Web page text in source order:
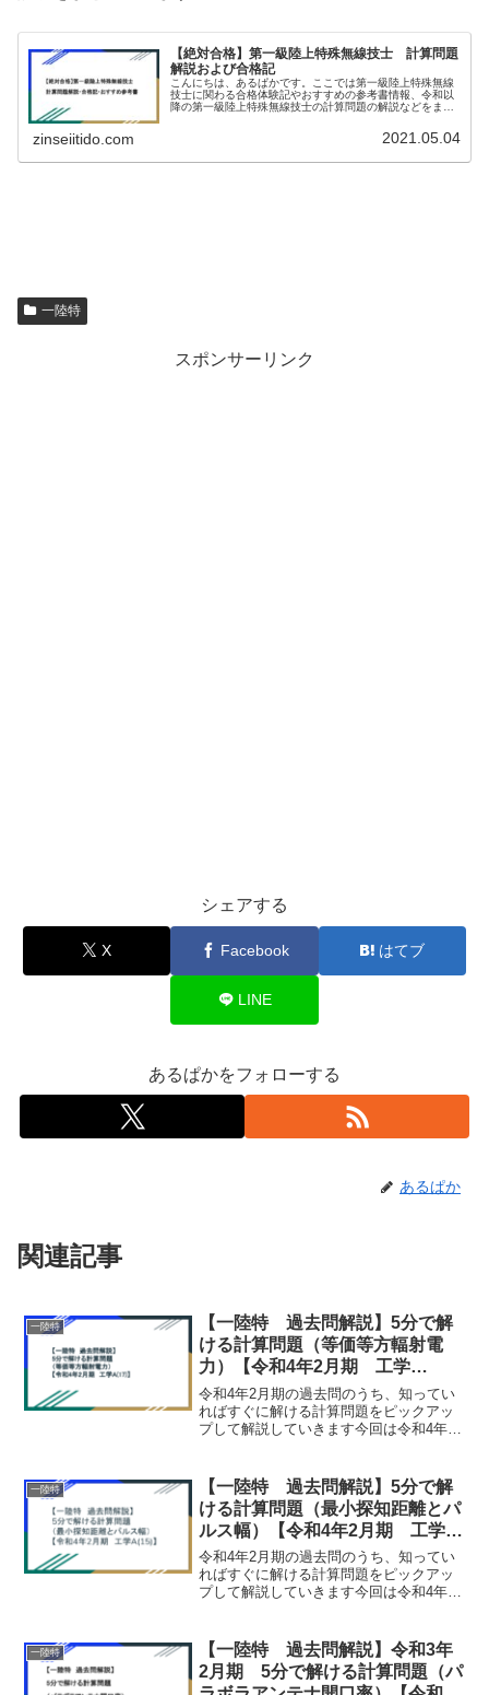
【絶対合格】第一級陸上特殊無線技士 計算問題
解説および合格記
こんにちは、あるぱかです。ここでは第一級陸上特殊無線
技士に関わる合格体験記やおすすめの参考書情報、令和以
降の第一級陸上特殊無線技士の計算問題の解説などをまと
zinseiitido.com 2021.05.04
一陸特
スポンサーリンク
シェアする
X Facebook はてブ
LINE
あるぱかをフォローする
あるぱか
関連記事
一陸特
【一陸特 過去問解説】5分で解
ける計算問題（等価等方輻射電
力）【令和4年2月期 工学
A(17)】
令和4年2月期の過去問のうち、知ってい
ればすぐに解ける計算問題をピックアッ
プして解説していきます今回は令和4年2
らダウンロード可能です。 令和4年2月期
※他計算...
一陸特
【一陸特 過去問解説】5分で解
ける計算問題（最小探知距離とパ
ルス幅）【令和4年2月期 工学
A(15)】
令和4年2月期の過去問のうち、知ってい
ればすぐに解ける計算問題をピックアッ
プして解説していきます今回は令和4年2
らダウンロード可能です。 令和4年2月期
問題【...
一陸特
【一陸特 過去問解説】令和3年
2月期 5分で解ける計算問題（パ